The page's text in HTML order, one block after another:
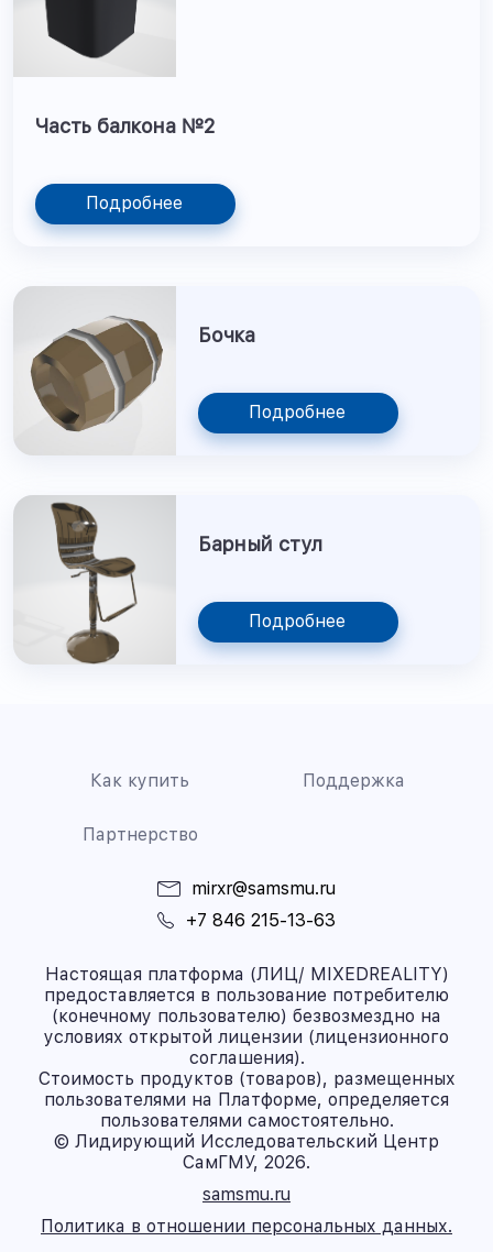
Часть балкона №2
Подробнее
Бочка
Подробнее
Барный стул
Подробнее
Как купить Поддержка
Партнерство
mirxr@samsmu.ru
+7 846 215-13-63
Настоящая платформа (ЛИЦ/ MIXEDREALITY)
предоставляется в пользование потребителю
(конечному пользователю) безвозмездно на
условиях открытой лицензии (лицензионного
соглашения).
Стоимость продуктов (товаров), размещенных
пользователями на Платформе, определяется
пользователями самостоятельно.
© Лидирующий Исследовательский Центр
СамГМУ, 2026.
samsmu.ru
Политика в отношении персональных данных.